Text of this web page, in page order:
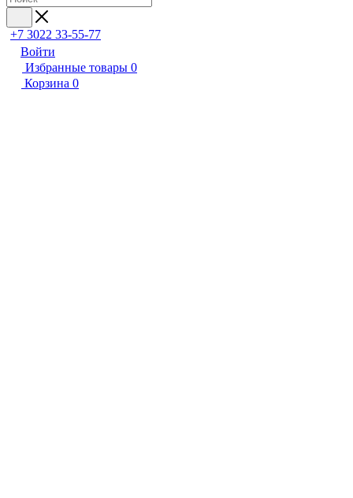
+7 3022 33-55-77
Войти
Избранные товары 0
Корзина 0